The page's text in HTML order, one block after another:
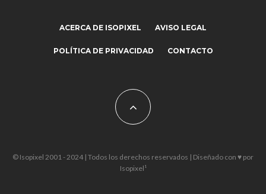
ACERCA DE ISOPIXEL AVISO LEGAL
POLÍTICA DE PRIVACIDAD CONTACTO
© Isopixel 2001 - 2024 | Todos los derechos reservados | Diseñado con ♥ por
Isopixel¹